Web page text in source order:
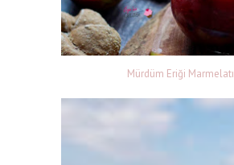
Mürdüm Eriği Marmelatı